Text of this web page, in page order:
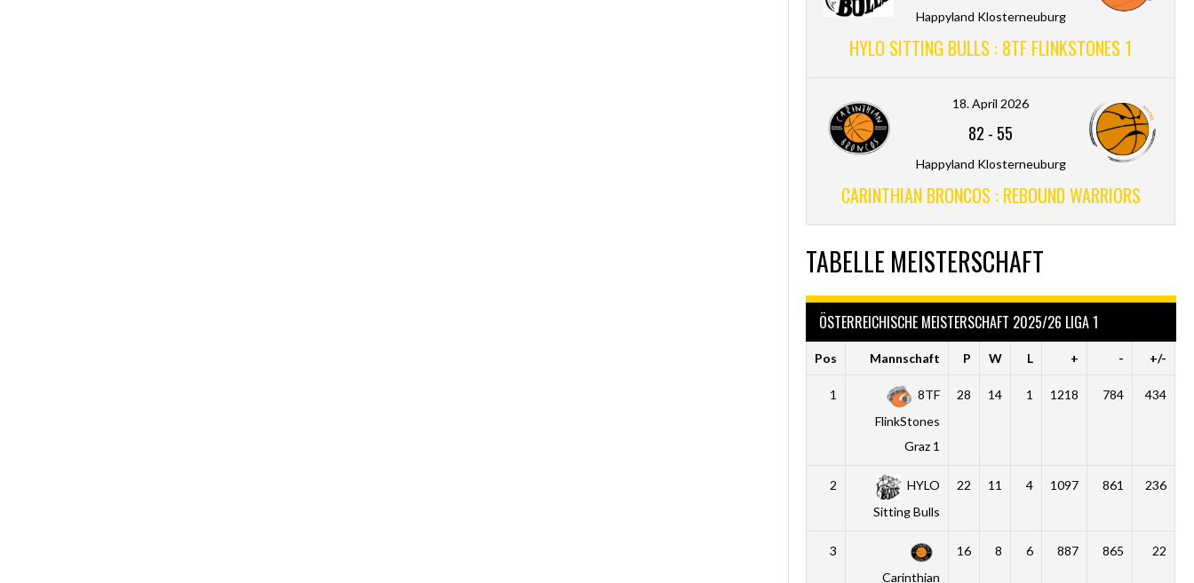
Happyland Klosterneuburg
HYLO SITTING BULLS : 8TF FLINKSTONES 1
18. April 2026
82 - 55
Happyland Klosterneuburg
CARINTHIAN BRONCOS : REBOUND WARRIORS
TABELLE MEISTERSCHAFT
ÖSTERREICHISCHE MEISTERSCHAFT 2025/26 LIGA 1
Pos Mannschaft P W L + - +/-
1
8TF
FlinkStones
Graz 1
28 14 1 1218 784 434
2
HYLO
Sitting Bulls
22 11 4 1097 861 236
3
Carinthian
16 8 6 887 865 22